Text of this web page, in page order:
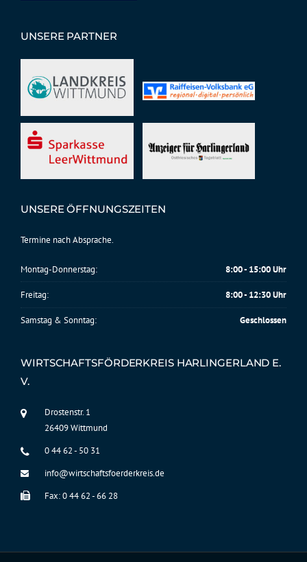
UNSERE PARTNER
UNSERE ÖFFNUNGSZEITEN
Termine nach Absprache.
Montag-Donnerstag: 8:00 - 15:00 Uhr
Freitag: 8:00 - 12:30 Uhr
Samstag & Sonntag: Geschlossen
WIRTSCHAFTSFÖRDERKREIS HARLINGERLAND E.
V.
Drostenstr. 1
26409 Wittmund
0 44 62 - 50 31
info@wirtschaftsfoerderkreis.de
Fax: 0 44 62 - 66 28